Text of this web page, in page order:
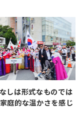
しは形式なものでは
庭的な温かさを感じ